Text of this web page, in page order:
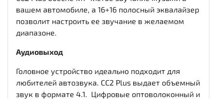
вашем автомобиле, а 16+16 полосный эквалайзер
позволит настроить ее звучание в желаемом
диапазоне.
Аудиовыход
Головное устройство идеально подходит для
любителей автозвука. CC2 Plus выдает объемный
звук в формате 4.1. Цифровые оптоволоконный и